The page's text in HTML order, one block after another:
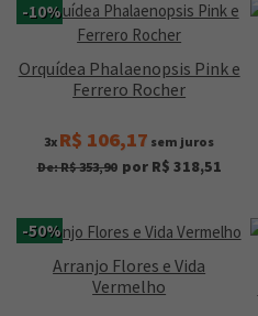
-10%
Orquídea Phalaenopsis Pink e
Ferrero Rocher
3x R$ 106,17 sem juros
De: R$ 353,90 por R$ 318,51
-50%
Arranjo Flores e Vida
Vermelho